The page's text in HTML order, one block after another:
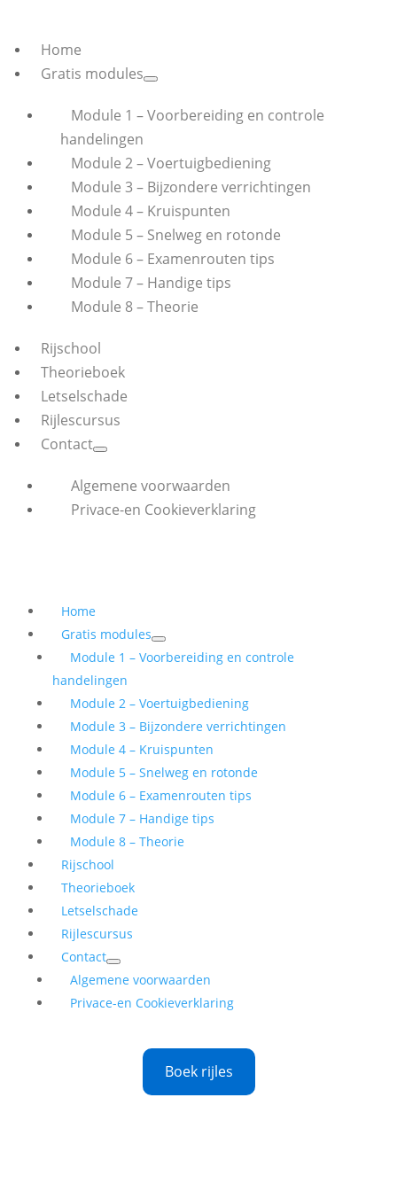
Home
Gratis modules
Module 1 – Voorbereiding en controle
handelingen
Module 2 – Voertuigbediening
Module 3 – Bijzondere verrichtingen
Module 4 – Kruispunten
Module 5 – Snelweg en rotonde
Module 6 – Examenrouten tips
Module 7 – Handige tips
Module 8 – Theorie
Rijschool
Theorieboek
Letselschade
Rijlescursus
Contact
Algemene voorwaarden
Privace-en Cookieverklaring
Home
Gratis modules
Module 1 – Voorbereiding en controle
handelingen
Module 2 – Voertuigbediening
Module 3 – Bijzondere verrichtingen
Module 4 – Kruispunten
Module 5 – Snelweg en rotonde
Module 6 – Examenrouten tips
Module 7 – Handige tips
Module 8 – Theorie
Rijschool
Theorieboek
Letselschade
Rijlescursus
Contact
Algemene voorwaarden
Privace-en Cookieverklaring
Boek rijles